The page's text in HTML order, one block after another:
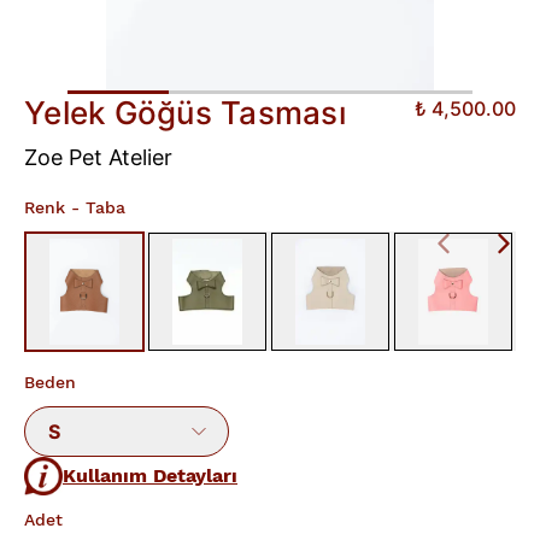
Yelek Göğüs Tasması ₺ 4,500.00
Zoe Pet Atelier
Renk - Taba
Beden
S
Kullanım Detayları
Adet